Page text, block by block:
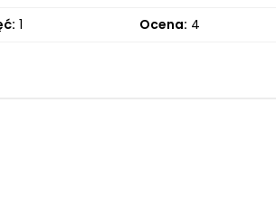
1 Ocena: 4